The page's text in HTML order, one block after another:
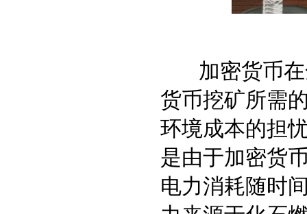
加密货币在
货币挖矿所需
环境成本的担
是由于加密货
电力消耗随时